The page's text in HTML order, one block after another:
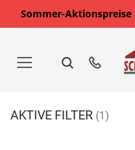
Sommer-Aktionspreise
springen
AKTIVE FILTER